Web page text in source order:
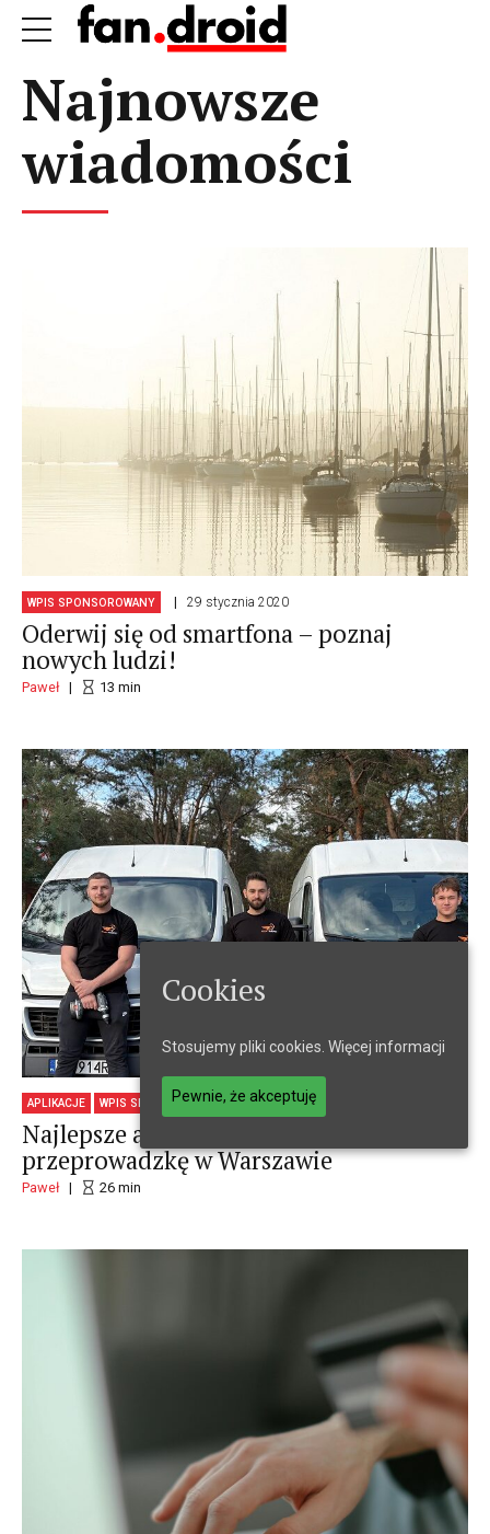
Najnowsze
wiadomości
WPIS SPONSOROWANY 29 stycznia 2020
Oderwij się od smartfona – poznaj
nowych ludzi!
Paweł 13 min
APLIKACJE WPIS SPONSOROWANY 11 maja 2026
Najlepsze aplikacje, które ułatwią
przeprowadzkę w Warszawie
Paweł 26min
Cookies
Stosujemy pliki cookies. Więcej informacji
Pewnie, że akceptuję